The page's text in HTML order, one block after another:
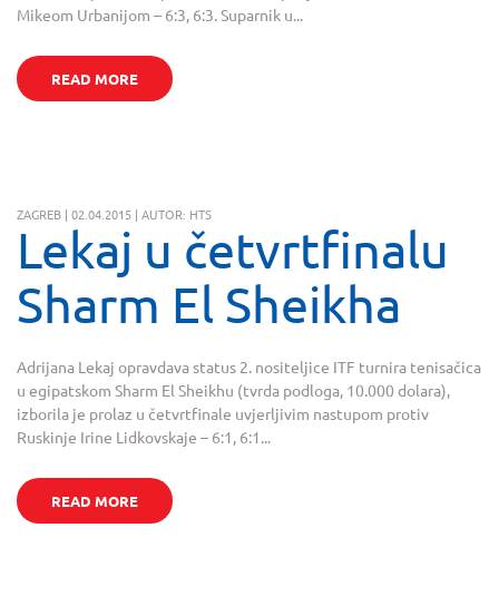
Mikeom Urbanijom – 6:3, 6:3. Suparnik u...
READ MORE
ZAGREB | 02.04.2015 | AUTOR: HTS
Lekaj u četvrtfinalu
Sharm El Sheikha
Adrijana Lekaj opravdava status 2. nositeljice ITF turnira tenisačica
u egipatskom Sharm El Sheikhu (tvrda podloga, 10.000 dolara),
izborila je prolaz u četvrtfinale uvjerljivim nastupom protiv
Ruskinje Irine Lidkovskaje – 6:1, 6:1...
READ MORE